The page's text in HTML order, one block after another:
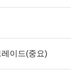
이드(중요)